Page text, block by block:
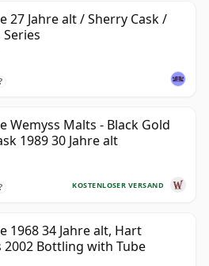
27 Jahre alt / Sherry Cask /
Wemyss Malts - Black Gold
1989 30 Jahre alt
KOSTENLOSER VERSAND
1968 34 Jahre alt, Hart
2002 Bottling with Tube